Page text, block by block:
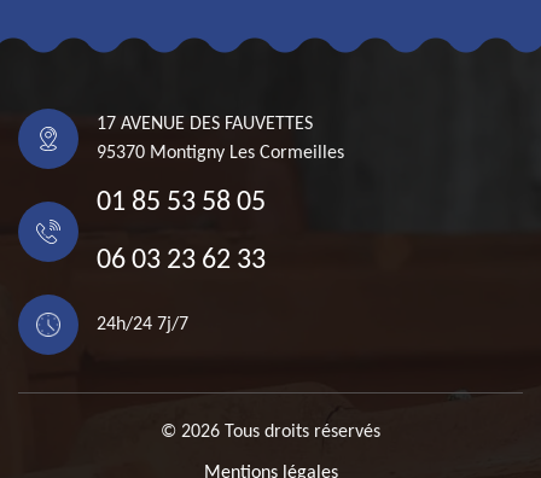
17 AVENUE DES FAUVETTES
95370 Montigny Les Cormeilles
01 85 53 58 05
06 03 23 62 33
24h/24 7j/7
© 2026 Tous droits réservés
Mentions légales